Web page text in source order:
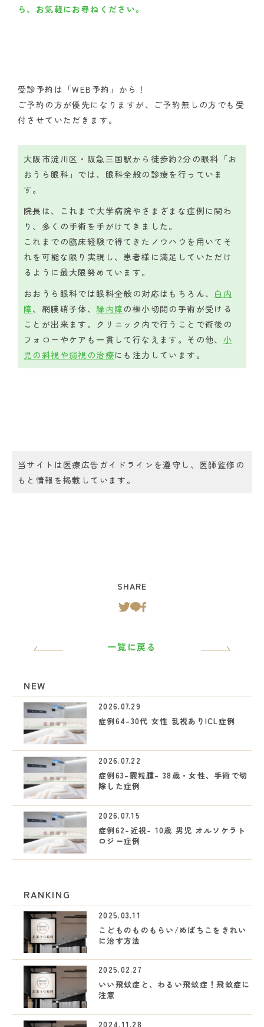
ら、お気軽にお尋ねください。
受診予約は「WEB予約」から！
ご予約の方が優先になりますが、ご予約無しの方でも受
付させていただきます。
大阪市淀川区・阪急三国駅から徒歩約2分の眼科「お
おうら眼科」では、眼科全般の診療を行っていま
す。
院長は、これまで大学病院やさまざまな症例に関わ
り、多くの手術を手がけてきました。
これまでの臨床経験で得てきたノウハウを用いてそ
れを可能な限り実現し、患者様に満足していただけ
るように最大限努めています。
おおうら眼科では眼科全般の対応はもちろん、 白内
障、網膜硝子体、緑内障 の極小切開の手術が受ける
ことが出来ます。クリニック内で行うことで術後の
フォローやケアも一貫して行なえます。その他、 小
児の斜視や弱視の治療にも注力しています。
当サイトは医療広告ガイドラインを遵守し、医師監修の
もと情報を掲載しています。
SHARE
一覧に戻る
NEW
2026.07.29
症例64-30代 女性 乱視ありICL症例
2026.07.22
症例63-霰粒腫- 38歳・女性、手術で切
除した症例
2026.07.15
症例62-近視- 10歳 男児 オルソケラト
ロジー症例
RANKING
2025.03.11
こどものものもらい/めばちこをきれい
に治す方法
2025.02.27
いい飛蚊症と、わるい飛蚊症！飛蚊症に
注意
2024.11.28